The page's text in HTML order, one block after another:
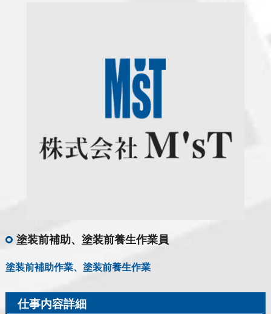
塗装前補助、塗装前養生作業員
塗装前補助作業、塗装前養生作業
仕事内容詳細